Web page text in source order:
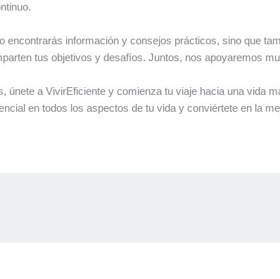
encontrarás información y consejos prácticos, sino que
tus objetivos y desafíos. Juntos, nos apoyaremos
únete a VivirEficiente y comienza tu viaje hacia una vida
en todos los aspectos de tu vida y conviértete en la